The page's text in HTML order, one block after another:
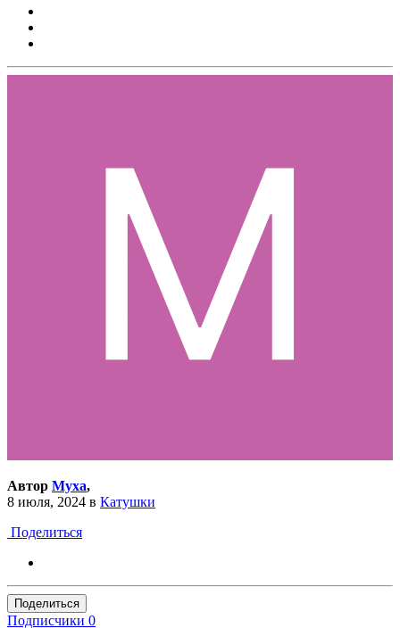
Автор Муха,
8 июля, 2024 в Катушки
Поделиться
Поделиться
Подписчики 0